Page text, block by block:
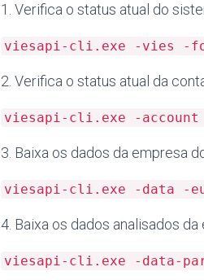
1. Verifica o status atual do
viesapi-cli.exe -vies -
2. Verifica o status atual da
viesapi-cli.exe -
3. Baixa os dados da empresa
viesapi-cli.exe -data -
4. Baixa os dados analisados
viesapi-cli.exe -data-